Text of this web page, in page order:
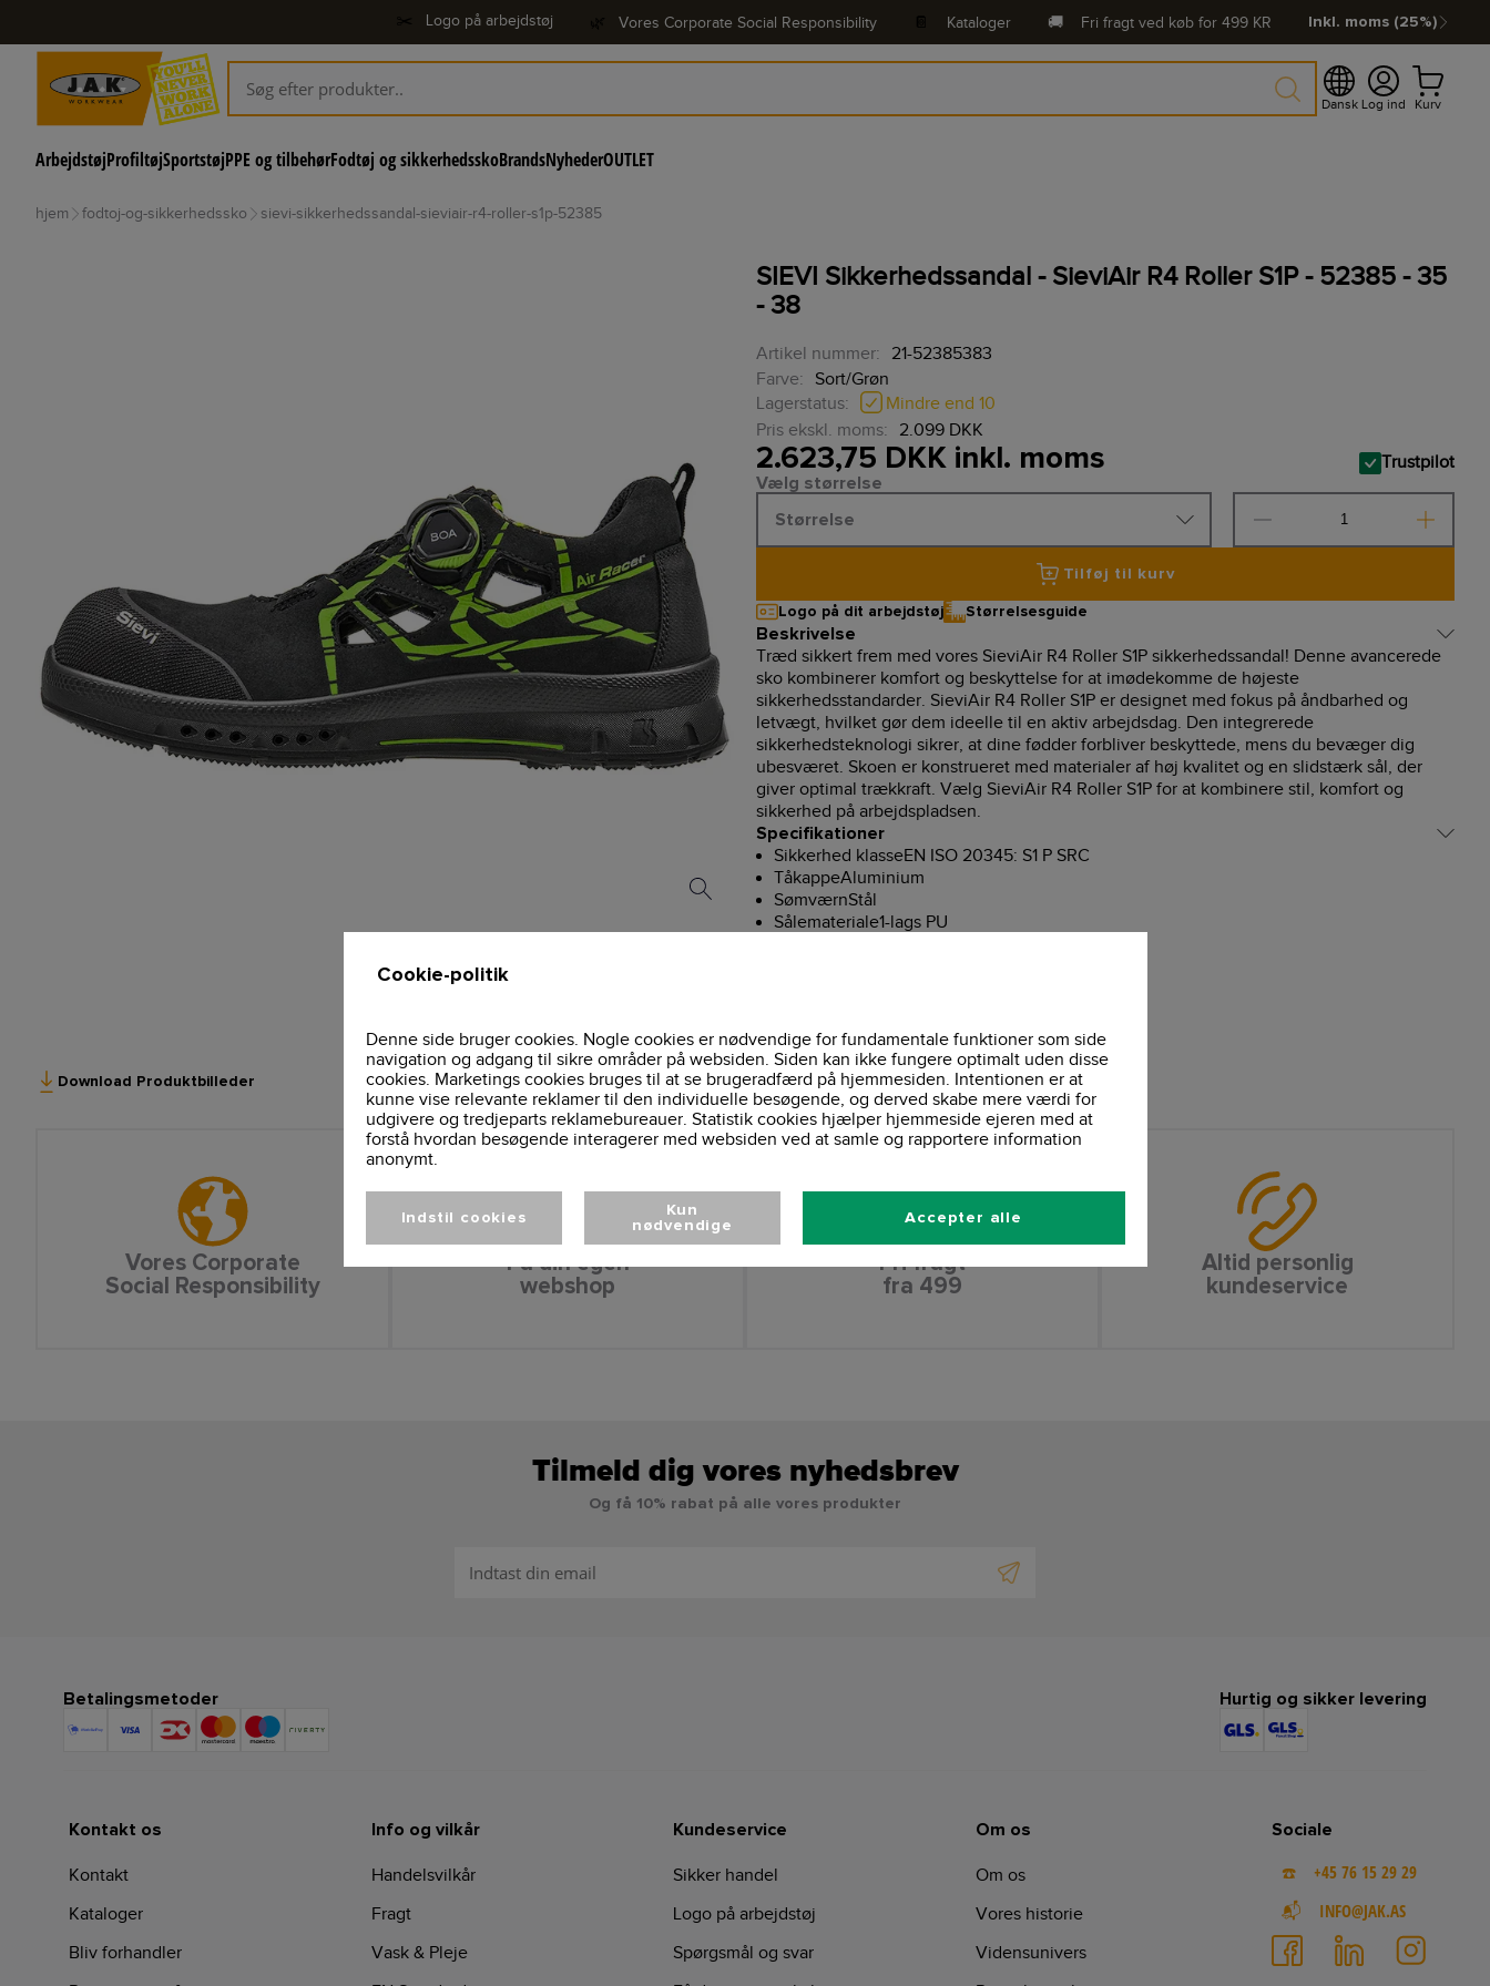
Logo på arbejdstøj Vores Corporate Social Responsibility Kataloger 🚚 Fri fragt ved køb for 499 KR Inkl. moms (25%)
Dansk Log ind Kurv
ArbejdstøjProfiltøjSportstøjPPE og tilbehørFodtøj og sikkerhedsskoBrandsNyhederOUTLET
hjem fodtoj-og-sikkerhedssko sievi-sikkerhedssandal-sieviair-r4-roller-s1p-52385
Cookie-politik
Denne side bruger cookies. Nogle cookies er nødvendige for fundamentale funktioner som side
navigation og adgang til sikre områder på websiden. Siden kan ikke fungere optimalt uden disse
cookies. Marketings cookies bruges til at se brugeradfærd på hjemmesiden. Intentionen er at
kunne vise relevante reklamer til den individuelle besøgende, og derved skabe mere værdi for
udgivere og tredjeparts reklamebureauer. Statistik cookies hjælper hjemmeside ejeren med at
forstå hvordan besøgende interagerer med websiden ved at samle og rapportere information
anonymt.
Indstil cookies
Kun
nødvendige
Accepter alle
Download Produktbilleder
SIEVI Sikkerhedssandal - SieviAir R4 Roller S1P - 52385 - 35
- 38
Artikel nummer:
21-52385383
Farve:
Sort/Grøn
Lagerstatus:
Mindre end 10
Pris ekskl. moms:
2.099 DKK
2.623,75 DKK inkl. moms Trustpilot
Vælg størrelse
Størrelse
Tilføj til kurv
Logo på dit arbejdstøj Størrelsesguide
Beskrivelse
Træd sikkert frem med vores SieviAir R4 Roller S1P sikkerhedssandal! Denne avancerede
sko kombinerer komfort og beskyttelse for at imødekomme de højeste
sikkerhedsstandarder. SieviAir R4 Roller S1P er designet med fokus på åndbarhed og
letvægt, hvilket gør dem ideelle til en aktiv arbejdsdag. Den integrerede
sikkerhedsteknologi sikrer, at dine fødder forbliver beskyttede, mens du bevæger dig
ubesværet. Skoen er konstrueret med materialer af høj kvalitet og en slidstærk sål, der
giver optimal trækkraft. Vælg SieviAir R4 Roller S1P for at kombinere stil, komfort og
sikkerhed på arbejdspladsen.
Specifikationer
Sikkerhed klasseEN ISO 20345: S1 P SRC
TåkappeAluminium
SømværnStål
Sålemateriale1-lags PU
Vores Corporate
Social Responsibility
Få din egen
webshop
Fri fragt
fra 499
Altid personlig
kundeservice
Tilmeld dig vores nyhedsbrev
Og få 10% rabat på alle vores produkter
Betalingsmetoder Hurtig og sikker levering
Kontakt os
Kontakt
Kataloger
Bliv forhandler
Info og vilkår
Handelsvilkår
Fragt
Vask & Pleje
Kundeservice
Sikker handel
Logo på arbejdstøj
Spørgsmål og svar
Om os
Om os
Vores historie
Vidensunivers
Sociale
☎️ +45 76 15 29 29
📬 INFO@JAK.AS